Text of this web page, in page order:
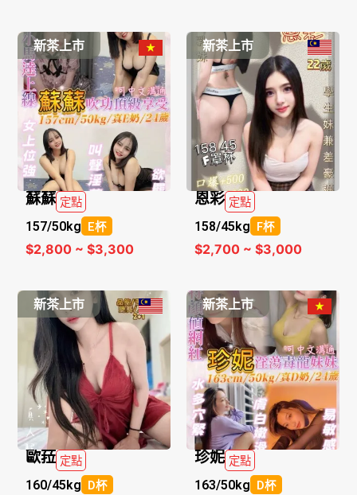
新茶上市
蘇蘇 定點
157/50kg E杯
$2,800 ~ $3,300
新茶上市
恩彩 定點
158/45kg F杯
$2,700 ~ $3,000
新茶上市
歐菈 定點
160/45kg D杯
新茶上市
珍妮 定點
163/50kg D杯